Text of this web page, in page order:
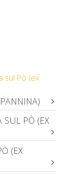
SUL PÒ (EX
(EX